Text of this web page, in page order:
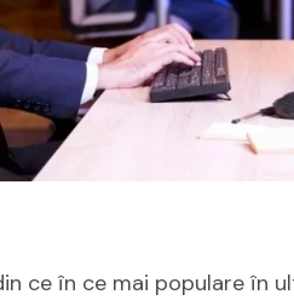
ce în ce mai populare în